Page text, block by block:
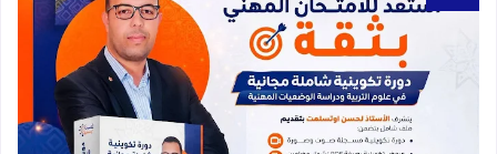
قراءة المزيد عن دورة تكوينية